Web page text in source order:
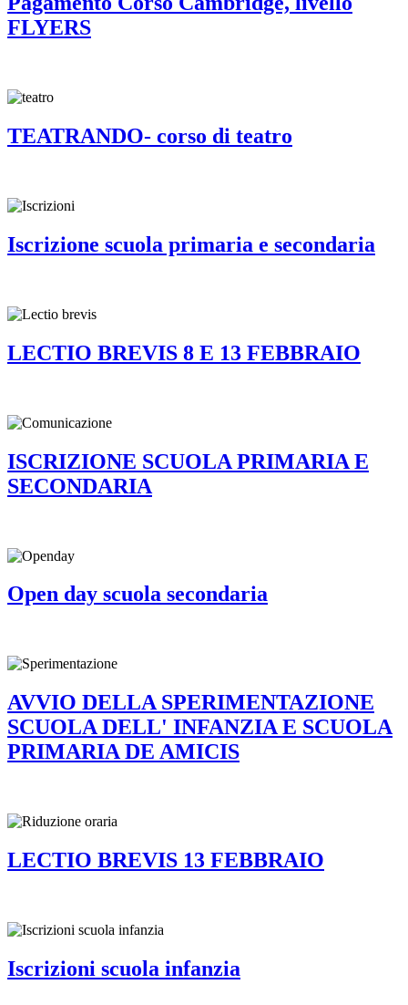
FLYERS
TEATRANDO- corso di teatro
Iscrizione scuola primaria e secondaria
LECTIO BREVIS 8 E 13 FEBBRAIO
ISCRIZIONE SCUOLA PRIMARIA E
SECONDARIA
Open day scuola secondaria
AVVIO DELLA SPERIMENTAZIONE
SCUOLA DELL' INFANZIA E SCUOLA
PRIMARIA DE AMICIS
LECTIO BREVIS 13 FEBBRAIO
Iscrizioni scuola infanzia